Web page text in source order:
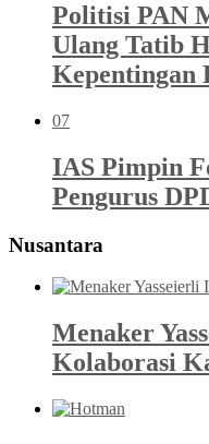
Politisi PAN
Ulang Tatib
Kepentingan
07
IAS Pimpin
Pengurus
Nusantara
Menaker
Kolaborasi